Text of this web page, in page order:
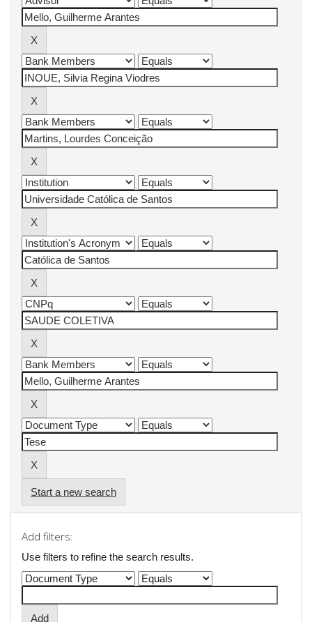
Start a new search
Add filters:
Use filters to refine the search results.